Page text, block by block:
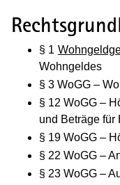
§ 1
Wohngeldes
§ 3 WoGG –
§ 12 WoGG –
und Beträge für
§ 19 WoGG –
§ 22 WoGG –
§ 23 WoGG –